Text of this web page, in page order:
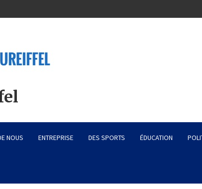
NOUS ENTREPRISE DES SPORTS ÉDUCATION